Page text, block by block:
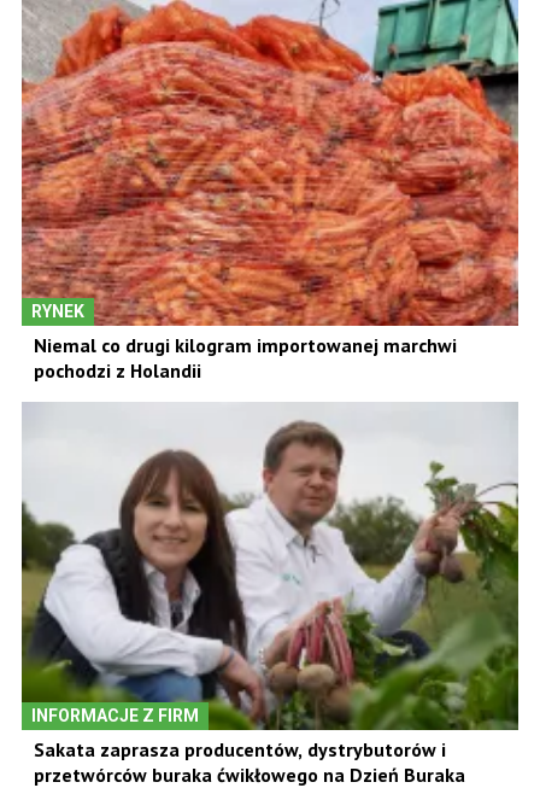
RYNEK
Niemal co drugi kilogram importowanej marchwi
pochodzi z Holandii
INFORMACJE Z FIRM
Sakata zaprasza producentów, dystrybutorów i
przetwórców buraka ćwikłowego na Dzień Buraka